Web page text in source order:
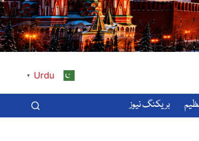
Urdu
▼
بریکنگ نیوز